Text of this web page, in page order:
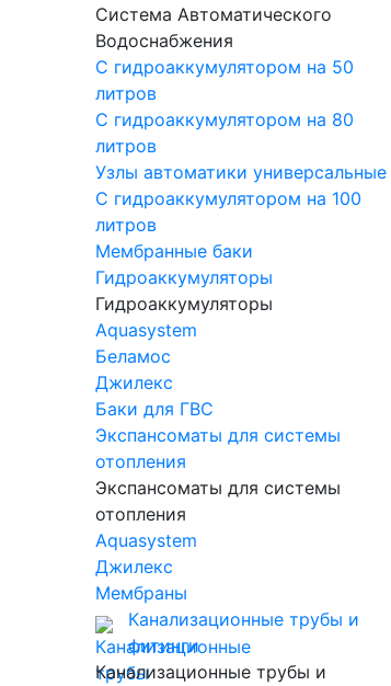
Система Автоматического
Водоснабжения
С гидроаккумулятором на 50
литров
С гидроаккумулятором на 80
литров
Узлы автоматики универсальные
С гидроаккумулятором на 100
литров
Мембранные баки
Гидроаккумуляторы
Гидроаккумуляторы
Aquasystem
Беламос
Джилекс
Баки для ГВС
Экспансоматы для системы
отопления
Экспансоматы для системы
отопления
Aquasystem
Джилекс
Мембраны
Канализационные трубы и
фитинги
Канализационные трубы и